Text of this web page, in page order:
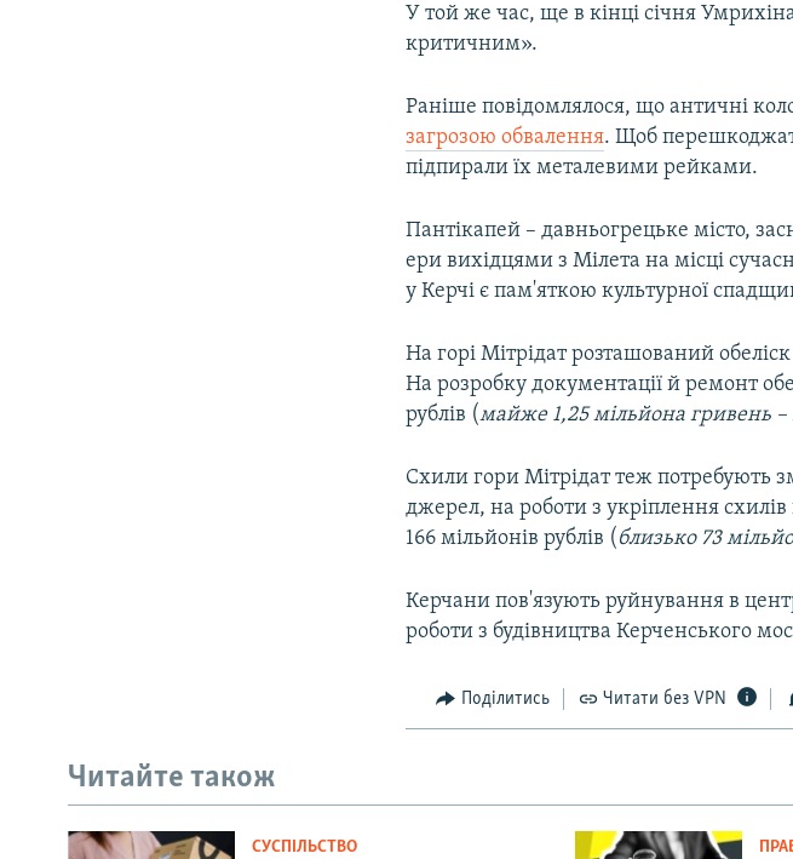
У той же час, ще в кінці січня
критичним».
Раніше повідомлялося, що античні
загрозою обвалення. Щоб
підпирали їх металевими рейками.
​Пантікапей – давньогрецьке місто,
ери вихідцями з Мілета на місці
у Керчі є пам'яткою культурної
На горі Мітрідат розташований
На розробку документації й ремонт
рублів (майже 1,25 мільйона гривень –
Схили гори Мітрідат теж потребують
джерел, на роботи з укріплення
166 мільйонів рублів ( близько 73
Керчани пов'язують руйнування в
роботи з будівництва Керченського
Поділитись Читати без VPN
Читайте також
СУСПІЛЬСТВО